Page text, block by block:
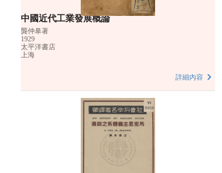
中國近代工業發展概論
龔仲皋著
1929
太平洋書店
上海
詳細內容